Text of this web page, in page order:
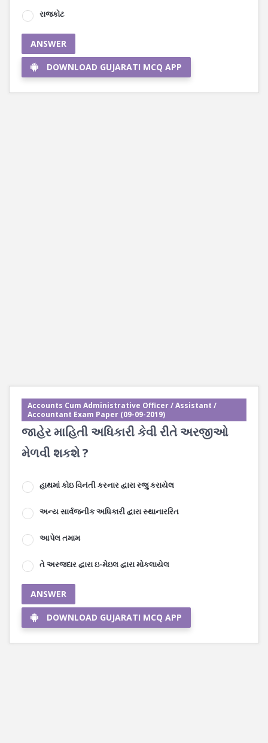
રાજકોટ
ANSWER
DOWNLOAD GUJARATI MCQ APP
Accounts Cum Administrative Officer / Assistant /
Accountant Exam Paper (09-09-2019)
જાહેર માહિતી અધિકારી કેવી રીતે અરજીઓ
મેળવી શકશે ?
હાથમાં કોઇ વિનંતી કરનાર દ્વારા રજુ કરાયેલ
અન્ય સાર્વજનીક અધિકારી દ્વારા સ્થાનારરિત
આપેલ તમામ
તે અરજદાર દ્વારા ઇ-મેઇલ દ્વારા મોકલાયેલ
ANSWER
DOWNLOAD GUJARATI MCQ APP